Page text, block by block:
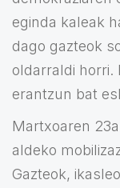
eginda kaleak
dago gazteok
oldarraldi horri.
erantzun bat
Martxoaren
aldeko
Gazteok,